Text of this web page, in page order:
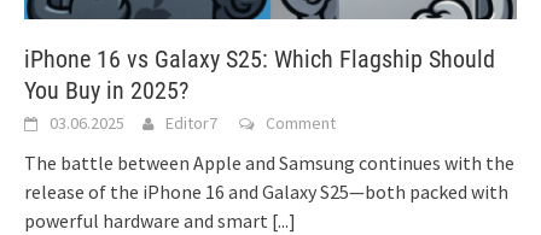
iPhone 16 vs Galaxy S25: Which Flagship Should
You Buy in 2025?
03.06.2025 Editor7 Comment
The battle between Apple and Samsung continues with the
release of the iPhone 16 and Galaxy S25—both packed with
powerful hardware and smart [...]